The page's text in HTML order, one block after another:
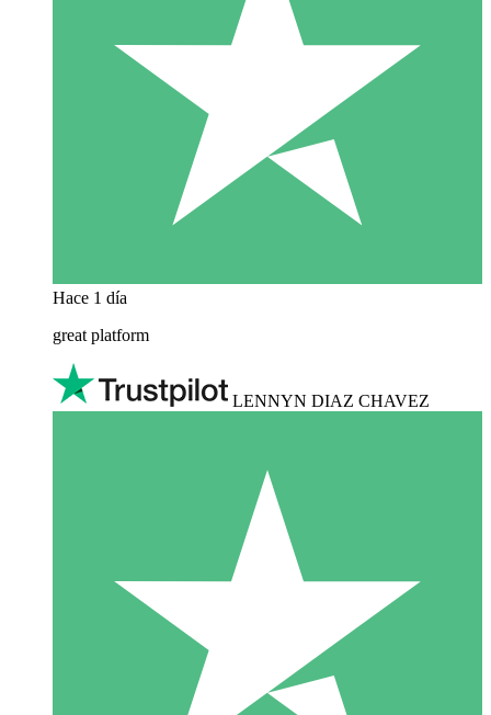
Hace 1 día
great platform
LENNYN DIAZ CHAVEZ